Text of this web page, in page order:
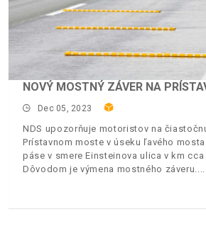
NOVÝ MOSTNÝ ZÁVER NA
Dec 05, 2023
NDS upozorňuje motoristov na
Prístavnom moste v úseku ľavého
páse v smere Einsteinova ulica v km cca
Dôvodom je výmena mostného záveru.